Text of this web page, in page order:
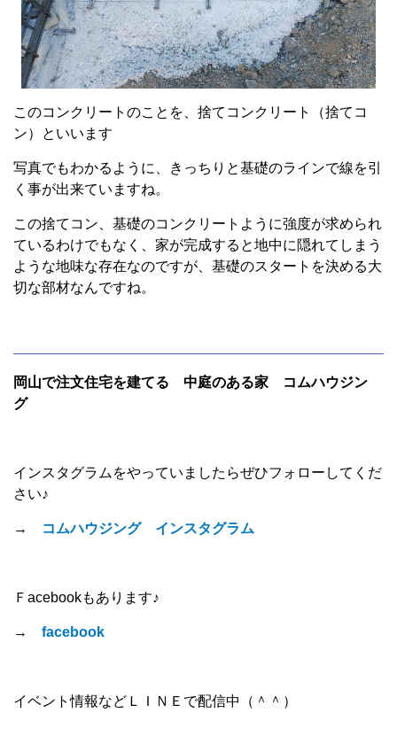
このコンクリートのことを、捨てコンクリート（捨てコ
ン）といいます
写真でもわかるように、きっちりと基礎のラインで線を引
く事が出来ていますね。
この捨てコン、基礎のコンクリートように強度が求められ
ているわけでもなく、家が完成すると地中に隠れてしまう
ような地味な存在なのですが、基礎のスタートを決める大
切な部材なんですね。
岡山で注文住宅を建てる 中庭のある家 コムハウジン
グ
インスタグラムをやっていましたらぜひフォローしてくだ
さい♪
→ コムハウジング インスタグラム
Ｆacebookもあります♪
→ facebook
イベント情報などＬＩＮＥで配信中（＾＾）